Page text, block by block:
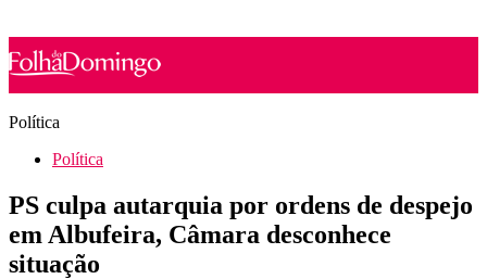
Política
Política
PS culpa autarquia por ordens de despejo
em Albufeira, Câmara desconhece
situação